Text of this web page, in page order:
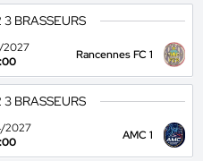
3 BRASSEURS
2027
Rancennes FC 1
3 BRASSEURS
2027
AMC 1